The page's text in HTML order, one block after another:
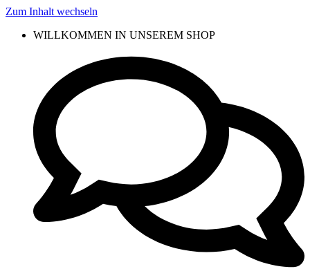
Zum Inhalt wechseln
WILLKOMMEN IN UNSEREM SHOP